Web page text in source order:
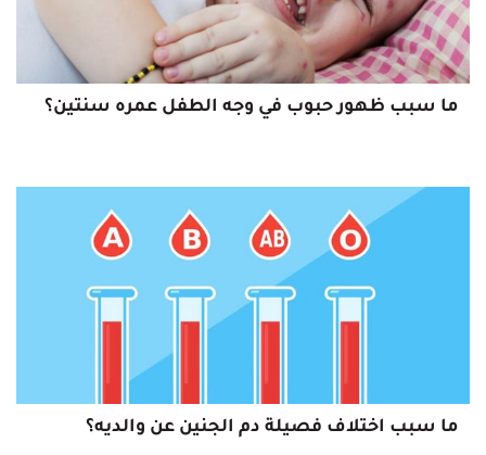
ما سبب ظهور حبوب في وجه الطفل عمره سنتين؟
ما سبب اختلاف فصيلة دم الجنين عن والديه؟